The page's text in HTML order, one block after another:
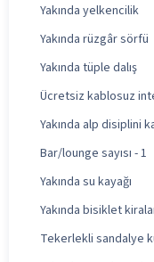
Yakında yelkencilik
Yakında rüzgâr sörfü
Yakında tüple dalış
Ücretsiz kablosuz
Yakında alp disiplini
Bar/lounge sayısı - 1
Yakında su kayağı
Yakında bisiklet
Tekerlekli sandalye